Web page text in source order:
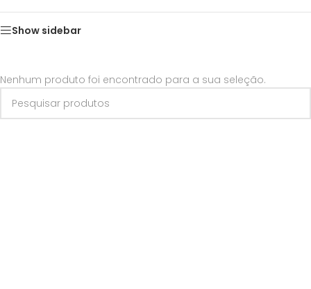
Show sidebar
Nenhum produto foi encontrado para a sua seleção.